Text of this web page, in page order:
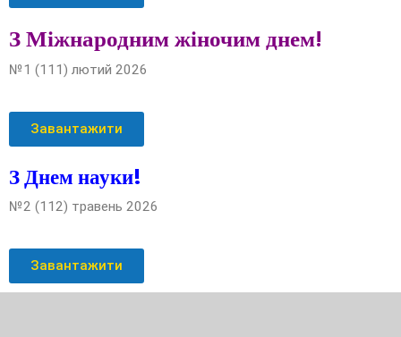
З Міжнародним жіночим днем!
№1 (111) лютий 2026
Завантажити
З Днем науки!
№2 (112) травень 2026
Завантажити